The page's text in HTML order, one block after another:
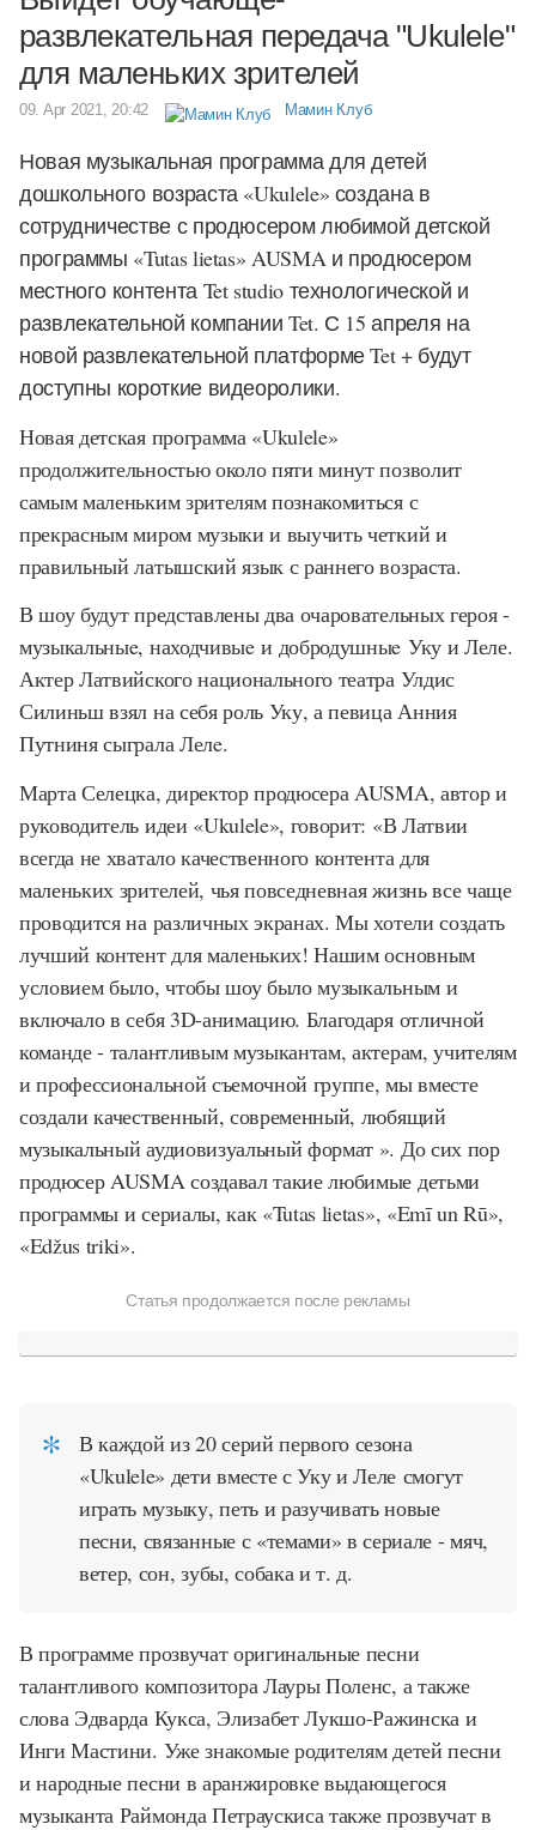
развлекательная передача "Ukulele"
для маленьких зрителей
09. Apr 2021, 20:42 Мамин Клуб
Новая музыкальная программа для детей
дошкольного возраста «Ukulele» создана в
сотрудничестве с продюсером любимой детской
программы «Tutas lietas» AUSMA и продюсером
местного контента Tet studio технологической и
развлекательной компании Tet. С 15 апреля на
новой развлекательной платформе Tet + будут
доступны короткие видеоролики.
Новая детская программа «Ukulele»
продолжительностью около пяти минут позволит
самым маленьким зрителям познакомиться с
прекрасным миром музыки и выучить четкий и
правильный латышский язык с раннего возраста.
В шоу будут представлены два очаровательных героя -
музыкальныe, находчивыe и добродушныe Уку и Леле.
Актер Латвийского национального театра Улдис
Силиньш взял на себя роль Уку, а певица Анния
Путниня сыграла Лелe.
Марта Селецка, директор продюсера AUSMA, автор и
руководитель идеи «Ukulele», говорит: «В Латвии
всегда не хватало качественного контента для
маленьких зрителей, чья повседневная жизнь все чаще
проводится на различных экранах. Мы хотели создать
лучший контент для маленьких! Нашим основным
условием было, чтобы шоу было музыкальным и
включало в себя 3D-анимацию. Благодаря отличной
команде - талантливым музыкантам, актерам, учителям
и профессиональной съемочной группе, мы вместе
создали качественный, современный, любящий
музыкальный аудиовизуальный формат ». До сих пор
продюсер AUSMA создавал такие любимые детьми
программы и сериалы, как «Tutas lietas», «Emī un Rū»,
«Edžus triki».
Статья продолжается после рекламы
В каждой из 20 серий первого сезона
«Ukulele» дети вместе с Уку и Леле смогут
играть музыку, петь и разучивать новые
песни, связанные с «темами» в сериале - мяч,
ветер, сон, зубы, собака и т. д.
В программе прозвучат оригинальные песни
талантливого композитора Лауры Поленс, а также
слова Эдварда Кукса, Элизабет Лукшо-Ражинска и
Инги Мастини. Уже знакомые родителям детей песни
и народные песни в аранжировке выдающегося
музыканта Раймонда Петраускиса также прозвучат в